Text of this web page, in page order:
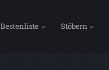
Bestenliste Stöbern